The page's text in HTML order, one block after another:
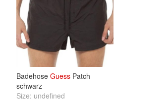
Badehose Guess Patch
schwarz
Size: undefined